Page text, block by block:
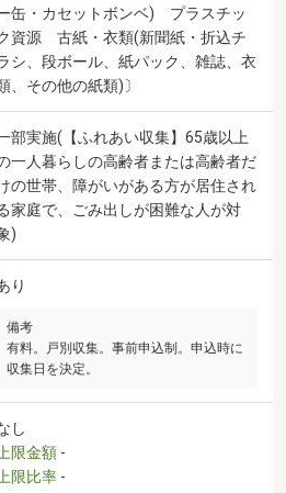
缶・カセットボンベ) プラスチッ
資源 古紙・衣類(新聞紙・折込チ
シ、段ボール、紙パック、雑誌、衣
、その他の紙類)〕
部実施(【ふれあい収集】65歳以上
一人暮らしの高齢者または高齢者だ
の世帯、障がいがある方が居住され
家庭で、ごみ出しが困難な人が対
)
り
備考
有料。戸別収集。事前申込制。申込時に
収集日を決定。
し
限金額 -
限比率 -